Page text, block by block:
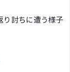
り討ちに遭う様子